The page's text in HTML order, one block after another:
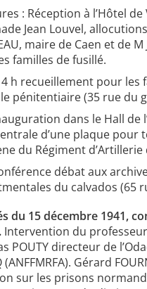
: Réception à l’Hôtel de
Jean Louvel,
maire de Caen et de M
familles de fusillé.
h recueillement pour les
pénitentiaire (35 rue du
dans le Hall de
d’une plaque pour
du Régiment d’Artillerie
débat aux
du calvados (65
du 15 décembre 1941,
Intervention du professeur
POUTY directeur de
(ANFFMRFA). Gérard
sur les prisons